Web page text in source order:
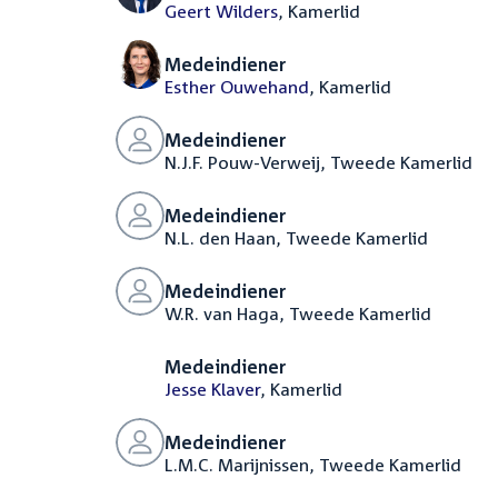
Geert Wilders, Kamerlid
Medeindiener
Esther Ouwehand, Kamerlid
Medeindiener
N.J.F. Pouw-Verweij, Tweede Kamerlid
Medeindiener
N.L. den Haan, Tweede Kamerlid
Medeindiener
W.R. van Haga, Tweede Kamerlid
Medeindiener
Jesse Klaver, Kamerlid
Medeindiener
L.M.C. Marijnissen, Tweede Kamerlid